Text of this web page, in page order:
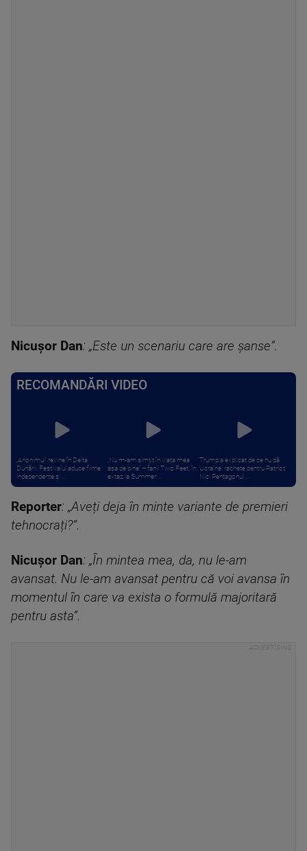
Nicușor Dan: „Este un scenariu care are șanse”.
RECOMANDĂRI VIDEO
„Anonimul” revine în Delta
Dunării. Festivalul aduce filme
independente și ...
„Nu m-am simțit în viața mea
așa de bine” – fanii Two Feet, în
extaz la Summer ...
Trump a explicat de ce nu dă
Ucrainei rachete pentru Patriot:
Nici Pentagonul ...
Reporter: „Aveți deja în minte variante de premieri
tehnocrați?”.
Nicușor Dan: „În mintea mea, da, nu le-am
avansat. Nu le-am avansat pentru că voi avansa în
momentul în care va exista o formulă majoritară
pentru asta”.